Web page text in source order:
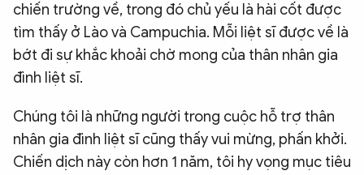
chiến trường về, trong đó chủ yếu là hài cốt được
tìm thấy ở Lào và Campuchia. Mỗi liệt sĩ được về là
bớt đi sự khắc khoải chờ mong của thân nhân gia
đình liệt sĩ.
Chúng tôi là những người trong cuộc hỗ trợ thân
nhân gia đình liệt sĩ cũng thấy vui mừng, phấn khởi.
Chiến dịch này còn hơn 1 năm, tôi hy vọng mục tiêu